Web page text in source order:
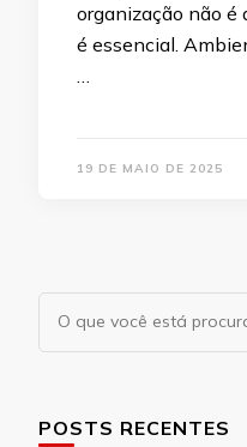
organização não
é essencial.
…
19 DE MAIO DE 2025
Procurando
algo?
POSTS RECENTES